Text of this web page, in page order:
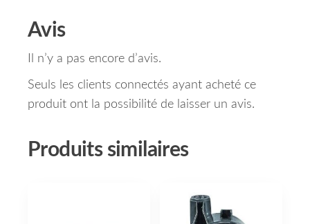
Avis
Il n’y a pas encore d’avis.
Seuls les clients connectés ayant acheté ce
produit ont la possibilité de laisser un avis.
Produits similaires